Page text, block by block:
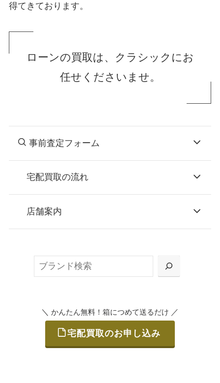
得てきております。
ローンの買取は、クラシックにお
任せくださいませ。
事前査定フォーム
宅配買取の流れ
お申込み
または梱包材不要の「集荷申込」からお選び
ご発送
店舗案内
＼ かんたん無料！箱につめて送るだけ ／
宅配買取のお申し込み